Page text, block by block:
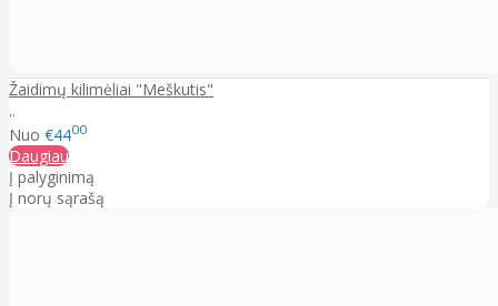
Žaidimų kilimėliai "Meškutis"
..
Nuo €4400
Daugiau
Į palyginimą
Į norų sąrašą